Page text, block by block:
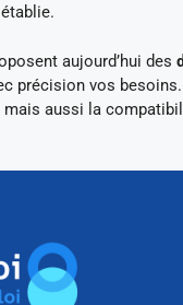
aujourd’hui des
précision vos
aussi la